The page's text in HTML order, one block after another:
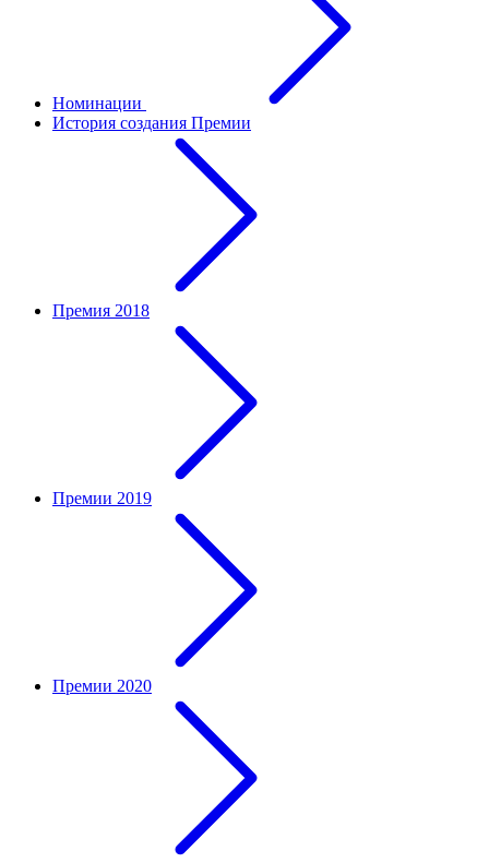
Номинации
История создания Премии
Премия 2018
Премии 2019
Премии 2020